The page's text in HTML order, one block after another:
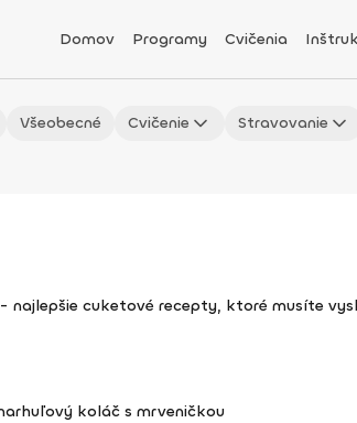
Domov Programy Cvičenia
Všeobecné Cvičenie Stravovanie
najlepšie cuketové recepty, ktoré musíte
koláč s mrveničkou